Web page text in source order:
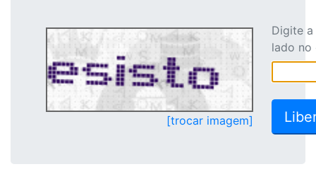
[trocar imagem]
Digite
lado no